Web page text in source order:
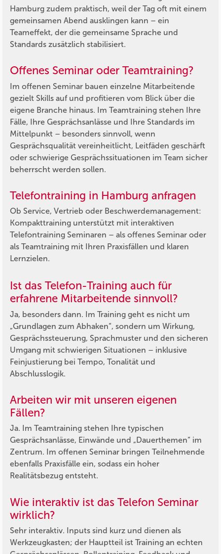
Hamburg zudem praktisch, weil der Tag oft mit einem
gemeinsamen Abend ausklingen kann – ein
Teameffekt, der die gemeinsame Sprache und
Standards zusätzlich stabilisiert.
Offenes Seminar oder Teamtraining?
Im offenen Seminar bauen einzelne Mitarbeitende
gezielt Skills auf und profitieren vom Blick über die
eigene Branche hinaus. Im Teamtraining stehen Ihre
Fälle, Ihre Gesprächsanlässe und Ihre Standards im
Mittelpunkt – besonders sinnvoll, wenn
Gesprächsqualität vereinheitlicht, Leitfäden geschärft
oder schwierige Gesprächssituationen im Team sicher
beherrscht werden sollen.
Telefontraining in Hamburg anfragen
Ob Service, Vertrieb oder Beschwerdemanagement:
Kompakttraining unterstützt mit interaktiven
Telefontraining Seminaren – als offenes Seminar oder
als Teamtraining mit Ihren Praxisfällen und klaren
Lernzielen.
Ist das Telefon-Training auch für
erfahrene Mitarbeitende sinnvoll?
Ja, besonders dann. Im Training geht es nicht um
„Grundlagen zum Abhaken“, sondern um Wirkung,
Gesprächssteuerung, Sprachmuster und den sicheren
Umgang mit schwierigen Situationen – inklusive
Feinjustierung bei Tempo, Tonalität und
Abschlusslogik.
Arbeiten wir mit unseren eigenen
Fällen?
Ja. Im Teamtraining stehen Ihre typischen
Gesprächsanlässe, Einwände und „Dauerthemen“ im
Zentrum. Im offenen Seminar bringen Teilnehmende
ebenfalls Praxisfälle ein, sodass ein hoher
Realitätsbezug entsteht.
Wie interaktiv ist das Telefon Seminar
wirklich?
Sehr interaktiv. Inputs sind kurz und dienen als
Werkzeugkasten; der Hauptteil ist Training an echten